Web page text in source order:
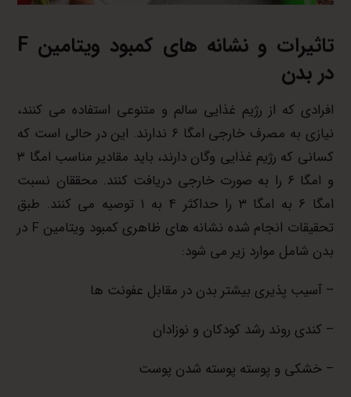
تاثیرات و نشانه های کمبود ویتامین F
در بدن
افرادی که از رژیم غذایی سالم و متنوعی استفاده می کنند،
نیازی به مصرف خارجی امگا ۶ ندارند. این در حالی است که
کسانی که رژیم غذایی وگان دارند، باید مقادیر مناسب امگا ۳
و امگا ۶ را به صورت خارجی دریافت کنند. محققان نسبت
امگا ۶ به امگا ۳ را حداکثر ۴ به ۱ توصیه می کنند. طبق
تحقیقات انجام شده نشانه های ظاهری کمبود ویتامین F در
بدن شامل موارد زیر می شود:
– آسیب پذیری بیشتر بدن در مقابل عفونت ها
– کندی روند رشد کودکان و نوزادان
– خشکی و پوسته پوسته شدن پوست